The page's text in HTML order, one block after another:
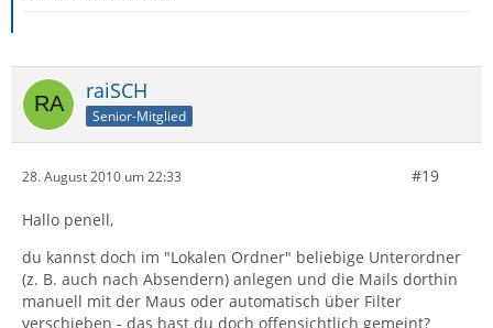
raiSCH
Senior-Mitglied
28. August 2010 um 22:33 #19
Hallo penell,
du kannst doch im "Lokalen Ordner" beliebige Unterordner
(z. B. auch nach Absendern) anlegen und die Mails dorthin
manuell mit der Maus oder automatisch über Filter
verschieben - das hast du doch offensichtlich gemeint?